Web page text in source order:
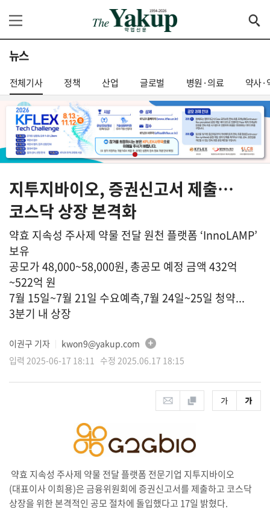
뉴스
전체기사 정책 산업 글로벌 병원·의료 약사·
지투지바이오, 증권신고서 제출…
코스닥 상장 본격화
약효 지속성 주사제 약물 전달 원천 플랫폼 ‘InnoLAMP’
보유
공모가 48,000~58,000원, 총공모 예정 금액 432억
~522억 원
7월 15일~7월 21일 수요예측,7월 24일~25일 청약...
3분기 내 상장
이권구 기자
kwon9@yakup.com
입력 2025-06-17 18:11 수정 2025.06.17 18:15
약효 지속성 주사제 약물 전달 플랫폼 전문기업 지투지바이오
(대표이사 이희용)은 금융위원회에 증권신고서를 제출하고 코스닥
상장을 위한 본격적인 공모 절차에 돌입했다고 17일 밝혔다.